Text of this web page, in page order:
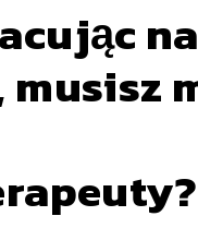
na
musisz